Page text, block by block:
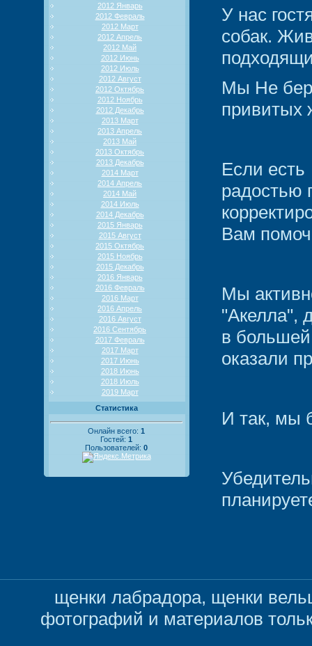
2012 Январь
2012 Февраль
2012 Март
2012 Апрель
2012 Май
2012 Июнь
2012 Июль
2012 Август
2012 Октябрь
2012 Ноябрь
2012 Декабрь
2013 Март
2013 Апрель
2013 Май
2013 Октябрь
2013 Декабрь
2014 Март
2014 Апрель
2014 Май
2014 Июль
2014 Декабрь
2015 Январь
2015 Август
2015 Октябрь
2015 Ноябрь
2015 Декабрь
2016 Январь
2016 Февраль
2016 Март
2016 Апрель
2016 Август
2016 Сентябрь
2017 Февраль
2017 Март
2017 Июнь
2018 Июнь
2018 Июль
2019 Март
Статистика
Онлайн всего: 1
Гостей: 1
Пользователей: 0
У нас
собак.
Мы Не
привитых
Если
радостью
Вам
Мы
"Акелла",
в
оказали
И так, мы
щенки лабрадора, щенки
фотографий и материалов